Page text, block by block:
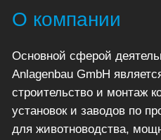
О компании
Основной сферой
Anlagenbau GmbH
строительство и монтаж
установок и заводов по
для животноводства,